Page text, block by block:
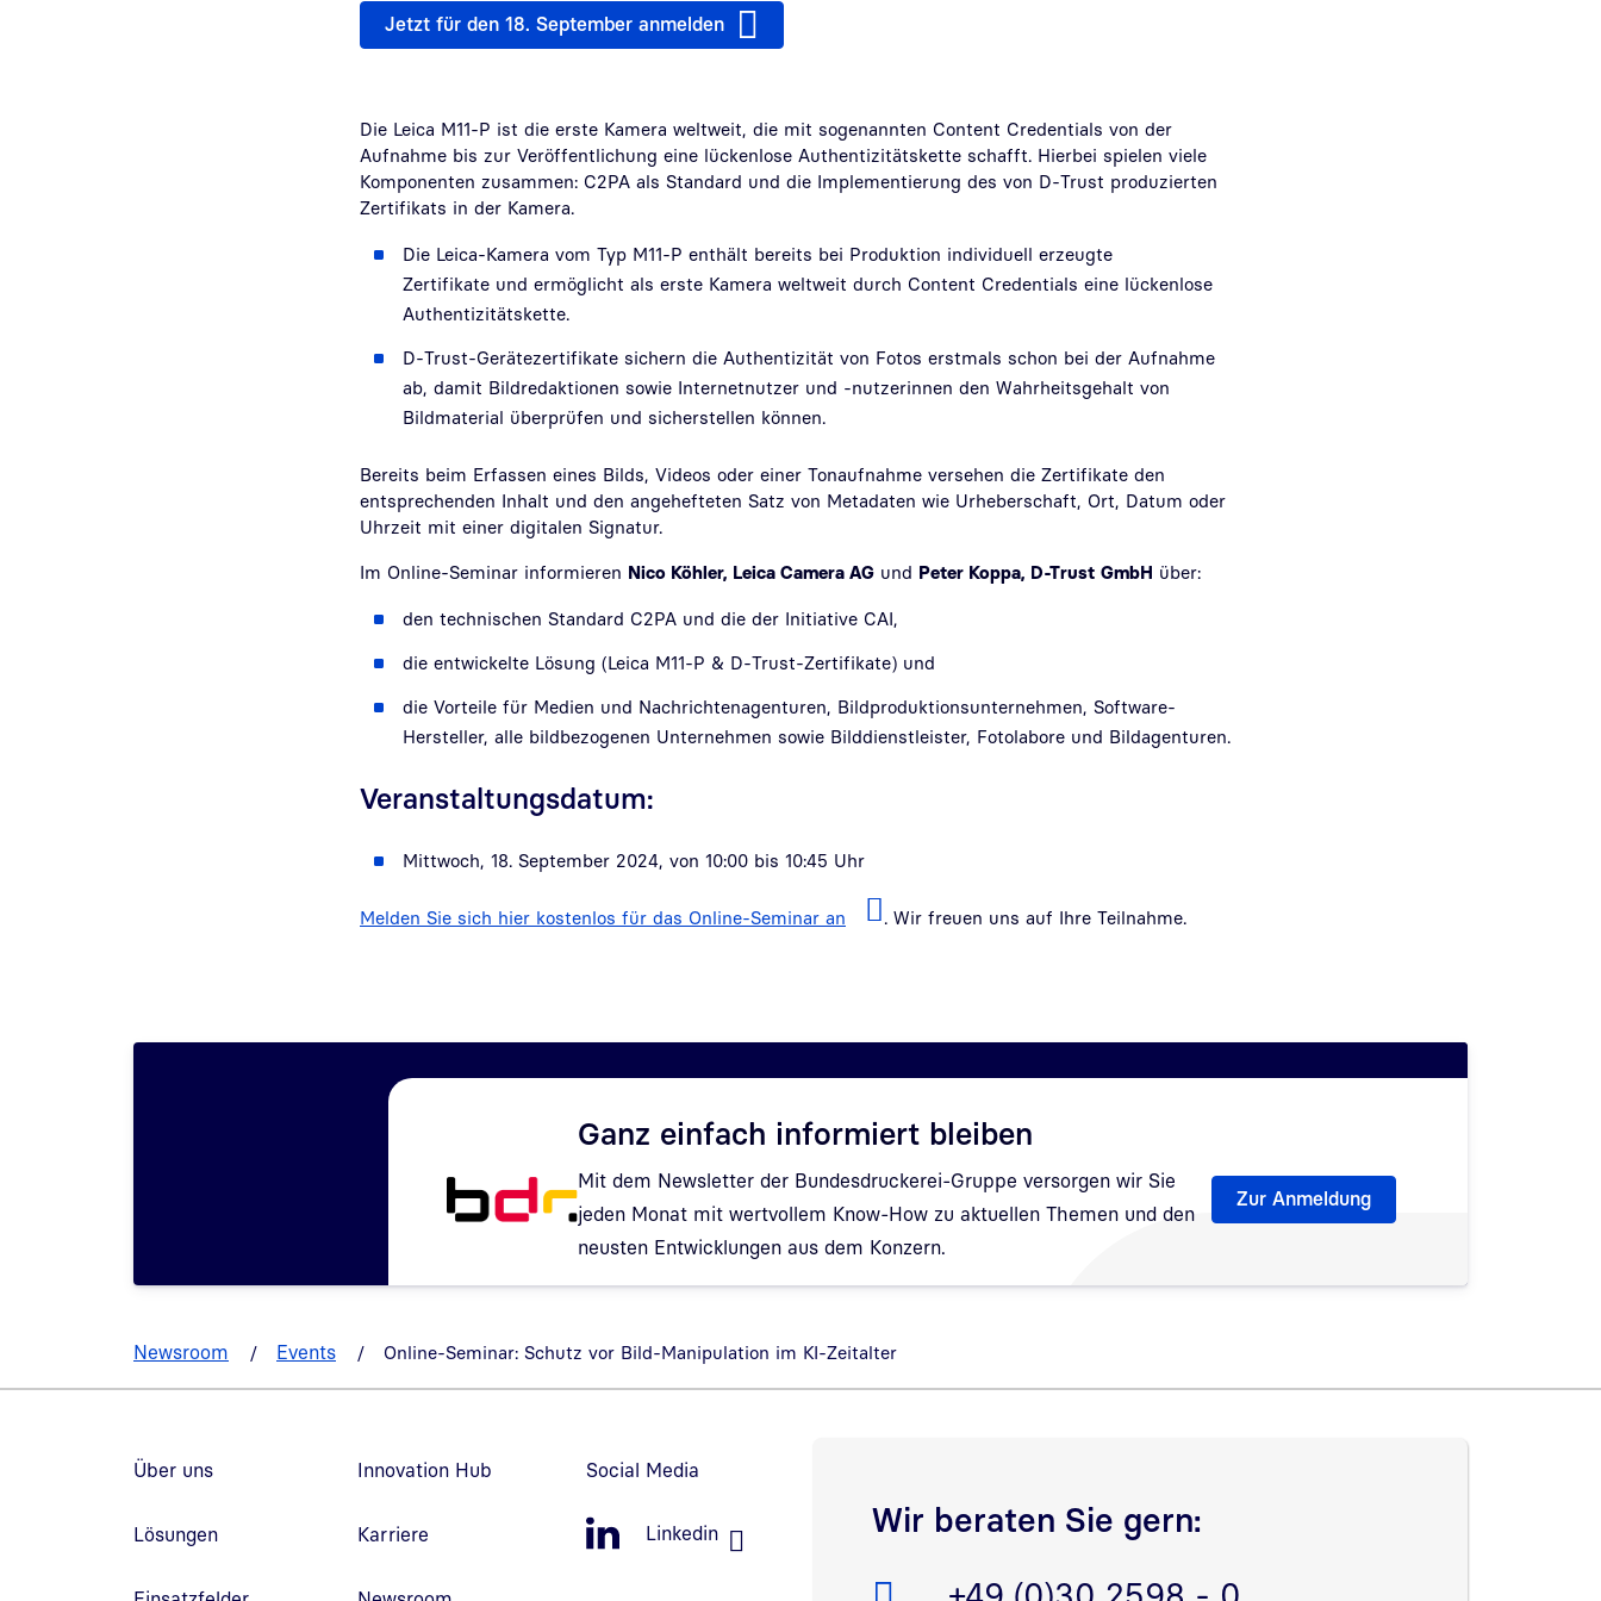
Jetzt für den 18. September anmelden
Die Leica M11-P ist die erste Kamera weltweit, die mit sogenannten Content Credentials von der
Aufnahme bis zur Veröffentlichung eine lückenlose Authentizitätskette schafft. Hierbei spielen viele
Komponenten zusammen: C2PA als Standard und die Implementierung des von D-Trust produzierten
Zertifikats in der Kamera.
Die Leica-Kamera vom Typ M11-P enthält bereits bei Produktion individuell erzeugte
Zertifikate und ermöglicht als erste Kamera weltweit durch Content Credentials eine lückenlose
Authentizitätskette.
D-Trust-Gerätezertifikate sichern die Authentizität von Fotos erstmals schon bei der Aufnahme
ab, damit Bildredaktionen sowie Internetnutzer und -nutzerinnen den Wahrheitsgehalt von
Bildmaterial überprüfen und sicherstellen können.
Bereits beim Erfassen eines Bilds, Videos oder einer Tonaufnahme versehen die Zertifikate den
entsprechenden Inhalt und den angehefteten Satz von Metadaten wie Urheberschaft, Ort, Datum oder
Uhrzeit mit einer digitalen Signatur.
Im Online-Seminar informieren Nico Köhler, Leica Camera AG und Peter Koppa, D-Trust GmbH über:
den technischen Standard C2PA und die der Initiative CAI,
die entwickelte Lösung (Leica M11-P & D-Trust-Zertifikate) und
die Vorteile für Medien und Nachrichtenagenturen, Bildproduktionsunternehmen, Software-
Hersteller, alle bildbezogenen Unternehmen sowie Bilddienstleister, Fotolabore und Bildagenturen.
Veranstaltungsdatum:
Mittwoch, 18. September 2024, von 10:00 bis 10:45 Uhr
Melden Sie sich hier kostenlos für das Online-Seminar an . Wir freuen uns auf Ihre Teilnahme.
Ganz einfach informiert bleiben
Mit dem Newsletter der Bundesdruckerei-Gruppe versorgen wir Sie
jeden Monat mit wertvollem Know-How zu aktuellen Themen und den
neusten Entwicklungen aus dem Konzern.
Zur Anmeldung
Newsroom Events Online-Seminar: Schutz vor Bild-Manipulation im KI-Zeitalter
Über uns
Lösungen
Innovation Hub
Karriere
Social Media
Linkedin
Wir beraten Sie gern: